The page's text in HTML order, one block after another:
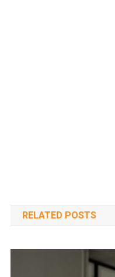
RELATED POSTS